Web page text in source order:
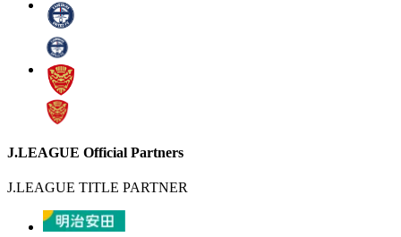
J.LEAGUE Official Partners
J.LEAGUE TITLE PARTNER